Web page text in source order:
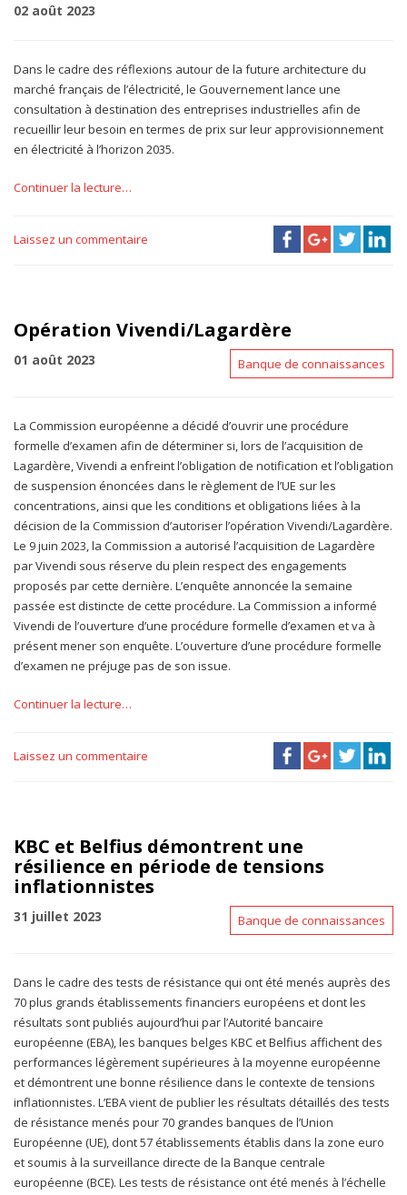
02 août 2023
Dans le cadre des réflexions autour de la future architecture du
marché français de l’électricité, le Gouvernement lance une
consultation à destination des entreprises industrielles afin de
recueillir leur besoin en termes de prix sur leur approvisionnement
en électricité à l’horizon 2035.
Continuer la lecture…
Laissez un commentaire
Opération Vivendi/Lagardère
01 août 2023 Banque de connaissances
La Commission européenne a décidé d’ouvrir une procédure
formelle d’examen afin de déterminer si, lors de l’acquisition de
Lagardère, Vivendi a enfreint l’obligation de notification et l’obligation
de suspension énoncées dans le règlement de l’UE sur les
concentrations, ainsi que les conditions et obligations liées à la
décision de la Commission d’autoriser l’opération Vivendi/Lagardère.
Le 9 juin 2023, la Commission a autorisé l’acquisition de Lagardère
par Vivendi sous réserve du plein respect des engagements
proposés par cette dernière. L’enquête annoncée la semaine
passée est distincte de cette procédure. La Commission a informé
Vivendi de l’ouverture d’une procédure formelle d’examen et va à
présent mener son enquête. L’ouverture d’une procédure formelle
d’examen ne préjuge pas de son issue.
Continuer la lecture…
Laissez un commentaire
KBC et Belfius démontrent une
résilience en période de tensions
inflationnistes
31 juillet 2023 Banque de connaissances
Dans le cadre des tests de résistance qui ont été menés auprès des
70 plus grands établissements financiers européens et dont les
résultats sont publiés aujourd’hui par l’Autorité bancaire
européenne (EBA), les banques belges KBC et Belfius affichent des
performances légèrement supérieures à la moyenne européenne
et démontrent une bonne résilience dans le contexte de tensions
inflationnistes. L’EBA vient de publier les résultats détaillés des tests
de résistance menés pour 70 grandes banques de l’Union
Européenne (UE), dont 57 établissements établis dans la zone euro
et soumis à la surveillance directe de la Banque centrale
européenne (BCE). Les tests de résistance ont été menés à l’échelle